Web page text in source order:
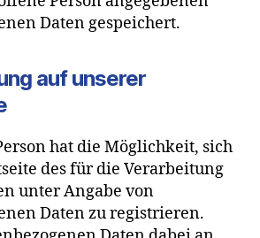
Daten gespeichert.
auf unserer
hat die Möglichkeit, sich
des für die Verarbeitung
unter Angabe von
Daten zu registrieren.